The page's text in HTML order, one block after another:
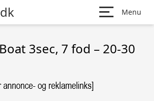
Menu
3sec, 7 fod – 20-30